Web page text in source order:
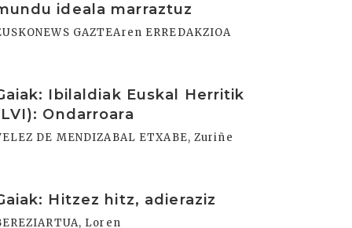
ideala marraztuz
GAZTEAren ERREDAKZIOA
Ibilaldiak Euskal Herritik
Ondarroara
DE MENDIZABAL ETXABE, Zuriñe
Hitzez hitz, adieraziz
Loren